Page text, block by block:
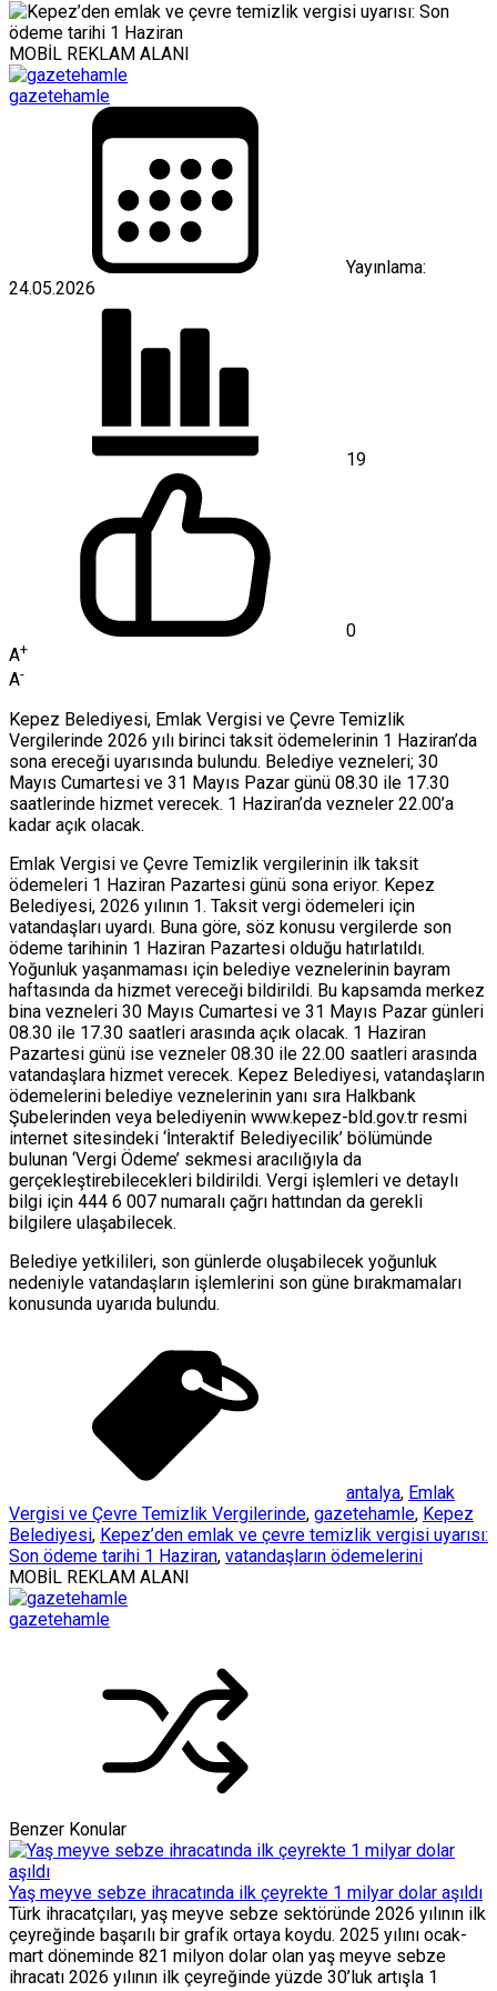
MOBİL REKLAM ALANI
gazetehamle
Yayınlama:
24.05.2026
19
0
A+
A-
Kepez Belediyesi, Emlak Vergisi ve Çevre Temizlik
Vergilerinde 2026 yılı birinci taksit ödemelerinin 1 Haziran’da
sona ereceği uyarısında bulundu. Belediye vezneleri; 30
Mayıs Cumartesi ve 31 Mayıs Pazar günü 08.30 ile 17.30
saatlerinde hizmet verecek. 1 Haziran’da vezneler 22.00’a
kadar açık olacak.
Emlak Vergisi ve Çevre Temizlik vergilerinin ilk taksit
ödemeleri 1 Haziran Pazartesi günü sona eriyor. Kepez
Belediyesi, 2026 yılının 1. Taksit vergi ödemeleri için
vatandaşları uyardı. Buna göre, söz konusu vergilerde son
ödeme tarihinin 1 Haziran Pazartesi olduğu hatırlatıldı.
Yoğunluk yaşanmaması için belediye veznelerinin bayram
haftasında da hizmet vereceği bildirildi. Bu kapsamda merkez
bina vezneleri 30 Mayıs Cumartesi ve 31 Mayıs Pazar günleri
08.30 ile 17.30 saatleri arasında açık olacak. 1 Haziran
Pazartesi günü ise vezneler 08.30 ile 22.00 saatleri arasında
vatandaşlara hizmet verecek. Kepez Belediyesi, vatandaşların
ödemelerini belediye veznelerinin yanı sıra Halkbank
Şubelerinden veya belediyenin www.kepez-bld.gov.tr resmi
internet sitesindeki ‘İnteraktif Belediyecilik’ bölümünde
bulunan ‘Vergi Ödeme’ sekmesi aracılığıyla da
gerçekleştirebilecekleri bildirildi. Vergi işlemleri ve detaylı
bilgi için 444 6 007 numaralı çağrı hattından da gerekli
bilgilere ulaşabilecek.
Belediye yetkilileri, son günlerde oluşabilecek yoğunluk
nedeniyle vatandaşların işlemlerini son güne bırakmamaları
konusunda uyarıda bulundu.
antalya, Emlak
Vergisi ve Çevre Temizlik Vergilerinde, gazetehamle, Kepez
Belediyesi, Kepez’den emlak ve çevre temizlik vergisi uyarısı:
Son ödeme tarihi 1 Haziran, vatandaşların ödemelerini
MOBİL REKLAM ALANI
gazetehamle
Benzer Konular
Yaş meyve sebze ihracatında ilk çeyrekte 1 milyar dolar aşıldı
Türk ihracatçıları, yaş meyve sebze sektöründe 2026 yılının ilk
çeyreğinde başarılı bir grafik ortaya koydu. 2025 yılını ocak-
mart döneminde 821 milyon dolar olan yaş meyve sebze
ihracatı 2026 yılının ilk çeyreğinde yüzde 30’luk artışla 1